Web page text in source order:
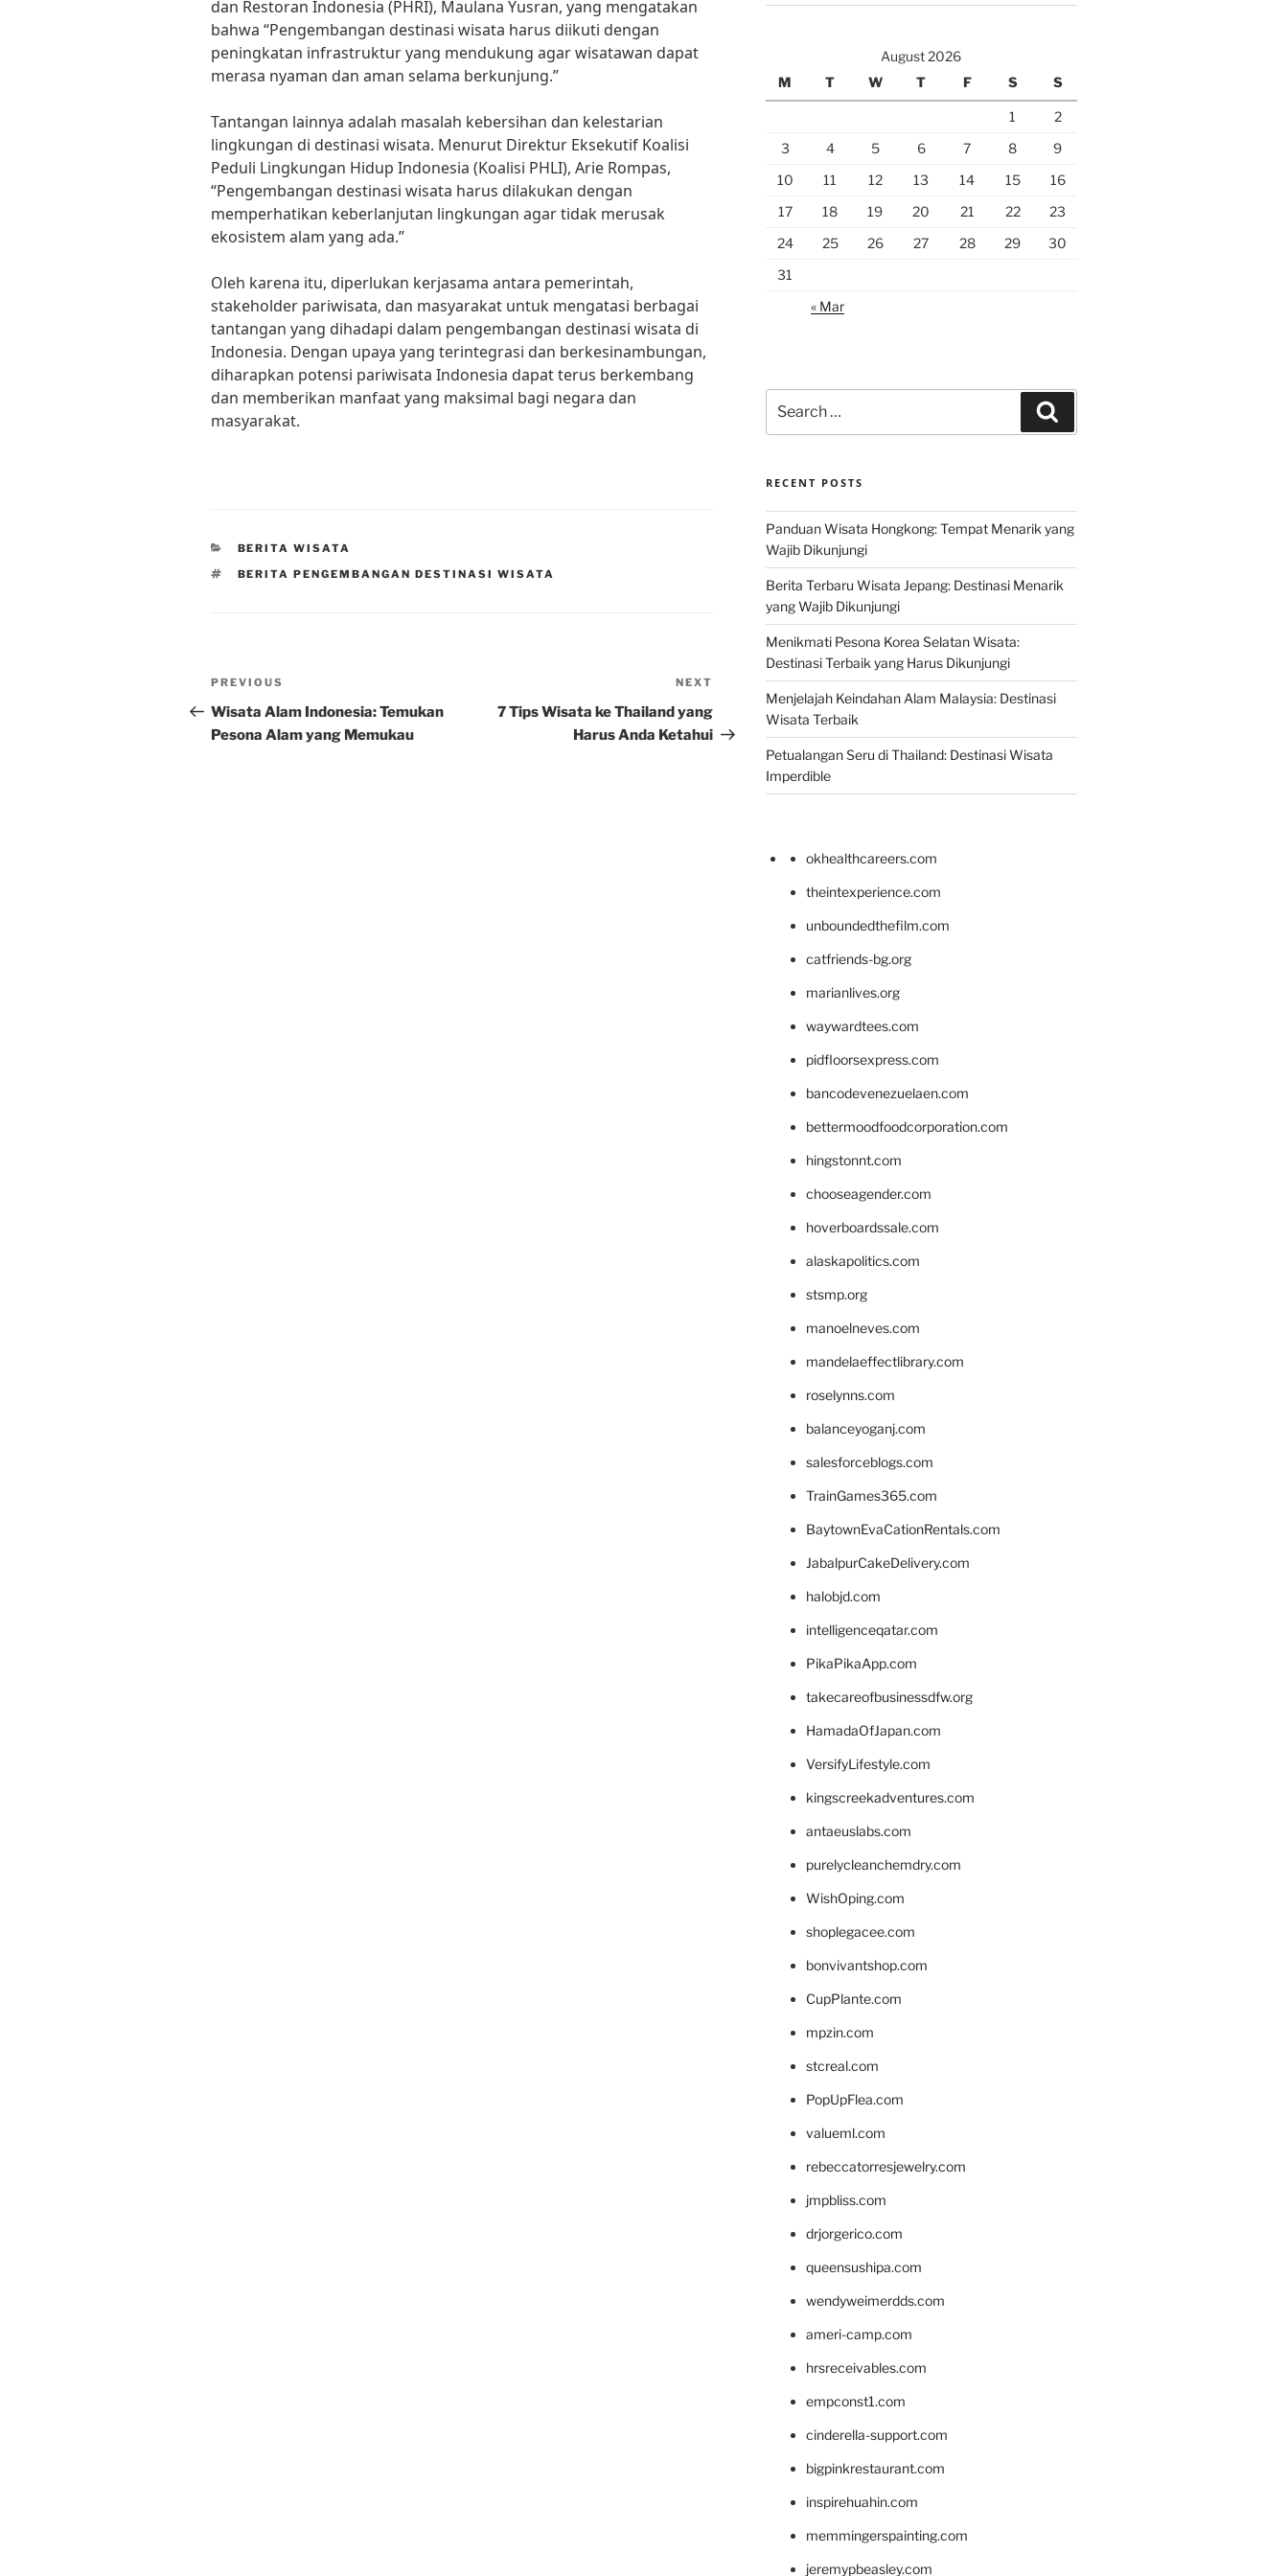
dan Restoran Indonesia (PHRI), Maulana Yusran, yang mengatakan
bahwa “Pengembangan destinasi wisata harus diikuti dengan
peningkatan infrastruktur yang mendukung agar wisatawan dapat
merasa nyaman dan aman selama berkunjung.”
Tantangan lainnya adalah masalah kebersihan dan kelestarian
lingkungan di destinasi wisata. Menurut Direktur Eksekutif Koalisi
Peduli Lingkungan Hidup Indonesia (Koalisi PHLI), Arie Rompas,
“Pengembangan destinasi wisata harus dilakukan dengan
memperhatikan keberlanjutan lingkungan agar tidak merusak
ekosistem alam yang ada.”
Oleh karena itu, diperlukan kerjasama antara pemerintah,
stakeholder pariwisata, dan masyarakat untuk mengatasi berbagai
tantangan yang dihadapi dalam pengembangan destinasi wisata di
Indonesia. Dengan upaya yang terintegrasi dan berkesinambungan,
diharapkan potensi pariwisata Indonesia dapat terus berkembang
dan memberikan manfaat yang maksimal bagi negara dan
masyarakat.
CATEGORIES
BERITA WISATA
TAGS
BERITA PENGEMBANGAN DESTINASI WISATA
Post
navigation
Previous
Post
PREVIOUS
Wisata Alam Indonesia: Temukan
Pesona Alam yang Memukau
Post
NEXT
7 Tips Wisata ke Thailand yang
Harus Anda Ketahui
August 2026
M
T W T F S S
1
2
3
4 5 6 7 8
9
10
11 12 13 14 15
16
17
18 19 20 21 22
23
24
25 26 27 28 29
30
31
« Mar
for:
RECENT POSTS
Panduan Wisata Hongkong: Tempat Menarik yang
Wajib Dikunjungi
Berita Terbaru Wisata Jepang: Destinasi Menarik
yang Wajib Dikunjungi
Menikmati Pesona Korea Selatan Wisata:
Destinasi Terbaik yang Harus Dikunjungi
Menjelajah Keindahan Alam Malaysia: Destinasi
Wisata Terbaik
Petualangan Seru di Thailand: Destinasi Wisata
Imperdible
okhealthcareers.com
theintexperience.com
unboundedthefilm.com
catfriends-bg.org
marianlives.org
waywardtees.com
pidfloorsexpress.com
bancodevenezuelaen.com
bettermoodfoodcorporation.com
hingstonnt.com
chooseagender.com
hoverboardssale.com
alaskapolitics.com
stsmp.org
manoelneves.com
mandelaeffectlibrary.com
roselynns.com
balanceyoganj.com
salesforceblogs.com
TrainGames365.com
BaytownEvaCationRentals.com
JabalpurCakeDelivery.com
halobjd.com
intelligenceqatar.com
PikaPikaApp.com
takecareofbusinessdfw.org
HamadaOfJapan.com
VersifyLifestyle.com
kingscreekadventures.com
antaeuslabs.com
purelycleanchemdry.com
WishOping.com
shoplegacee.com
bonvivantshop.com
CupPlante.com
mpzin.com
stcreal.com
PopUpFlea.com
valueml.com
rebeccatorresjewelry.com
jmpbliss.com
drjorgerico.com
queensushipa.com
wendyweimerdds.com
ameri-camp.com
hrsreceivables.com
empconst1.com
cinderella-support.com
bigpinkrestaurant.com
inspirehuahin.com
memmingerspainting.com
jeremypbeasley.com